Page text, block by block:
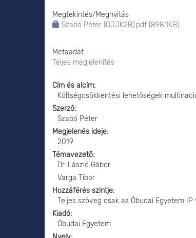
Megtekintés/Megnyitás
Szabó Péter (OJJK2B).pdf (898.1KB)
Metaadat
Teljes megjelenítés
Cím és alcím
Költségcsökkentési lehetőségek
Szerző
Szabó Péter
Megjelenés ideje
2019
Témavezető
Dr. László Gábor
Varga Tibor
Hozzáférés szintje
Teljes szöveg csak az Óbudai Egyetem
Kiadó
Óbudai Egyetem